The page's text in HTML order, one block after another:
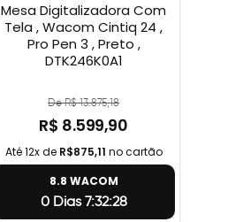
Mesa Digitalizadora Com
Tela , Wacom Cintiq 24 ,
Pro Pen 3 , Preto ,
DTK246K0A1
De R$ 13.875,18
R$ 8.599,90
Até 12x de R$875,11 no cartão
8.8 WACOM
0 Dias 7:32:27